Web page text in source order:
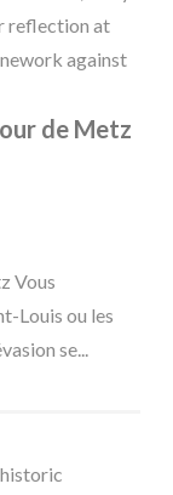
de Metz
Vous
Louis ou les
se...